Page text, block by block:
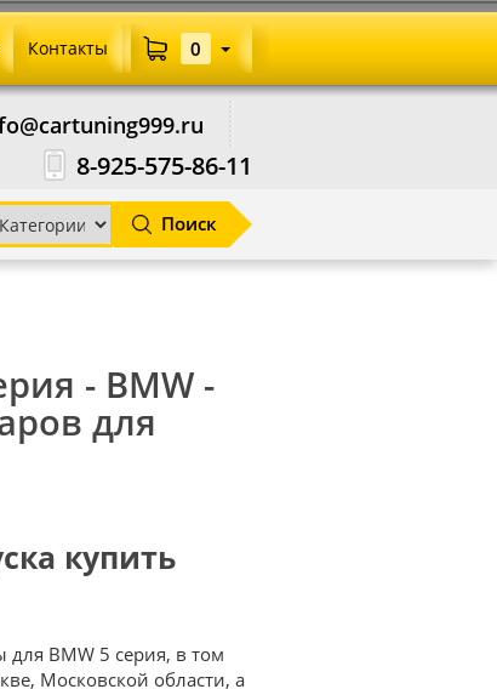
8-925-575-86-11
Поиск
Контакты 0
- BMW -
для
купить
BMW 5 серия, в том
Московской области, а